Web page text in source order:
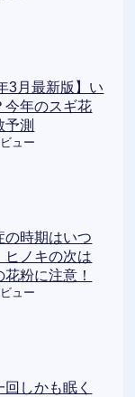
3月最新版】い
今年のスギ花
予測
ュー
の時期はいつ
ヒノキの次は
粉に注意！
ュー
回しかも眠く